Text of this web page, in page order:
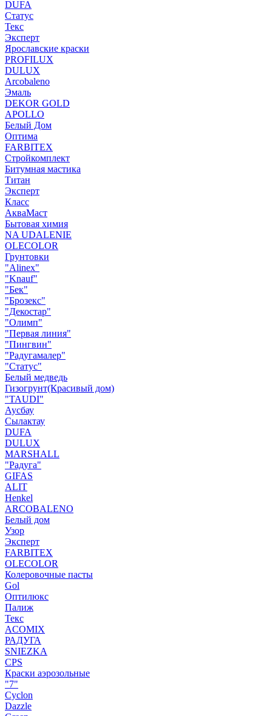
DUFA
Статус
Текс
Эксперт
Ярославские краски
PROFILUX
DULUX
Arcobaleno
Эмаль
DEKOR GOLD
APOLLO
Белый Дом
Оптима
FARBITEX
Стройкомплект
Битумная мастика
Титан
Эксперт
Класс
АкваМаст
Бытовая химия
NA UDALENIE
OLECOLOR
Грунтовки
"Alinex"
"Knauf"
"Бек"
"Брозекс"
"Декостар"
"Олимп"
"Первая линия"
"Пингвин"
"Радугамалер"
"Статус"
Белый медведь
Гизогрунт(Красивый дом)
"TAUDI"
Аусбау
Сылактау
DUFA
DULUX
MARSHALL
"Радуга"
GIFAS
ALIT
Henkel
ARCOBALENO
Белый дом
Узор
Эксперт
FARBITEX
OLECOLOR
Колеровочные пасты
Gol
Оптилюкс
Палиж
Текс
ACOMIX
РАДУГА
SNIEZKA
CPS
Краски аэрозольные
"7"
Cyclon
Dazzle